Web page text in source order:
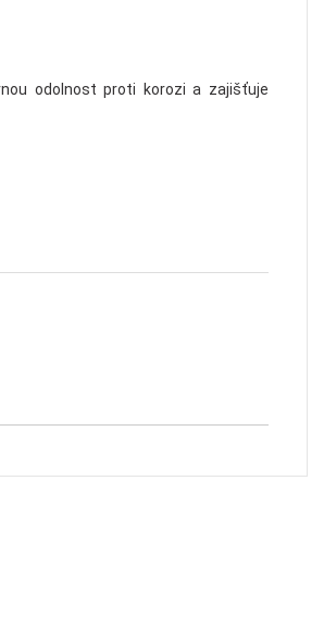
odolnost proti korozi a zajišťuje